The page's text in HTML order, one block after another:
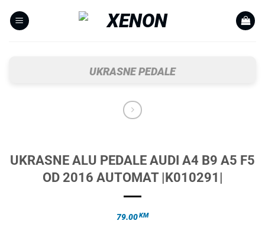
UKRASNE PEDALE
UKRASNE ALU PEDALE AUDI A4 B9 A5 F5
OD 2016 AUTOMAT |K010291|
79.00KM